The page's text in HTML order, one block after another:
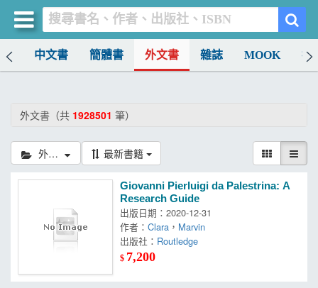
中文書 簡體書 外文書 雜誌 MOOK 找
外文書（共 1928501 筆）
外文書 最新書籍
Giovanni Pierluigi da Palestrina: A
Research Guide
出版日期：2020-12-31
作者：Clara ， Marvin
出版社： Routledge
$ 7,200
買書網
書店暢銷榜
簡體書
外文書